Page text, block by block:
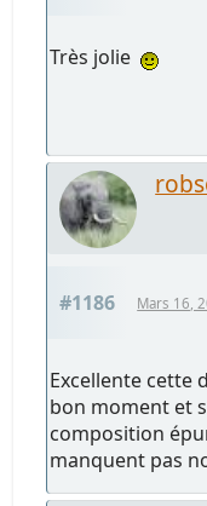
Très jolie
#1186 Mars 16,
Excellente cette
bon moment et
composition
manquent pas